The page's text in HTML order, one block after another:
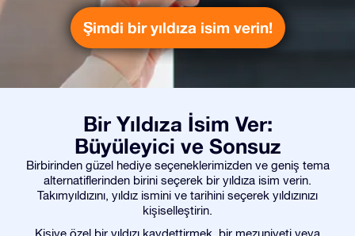
Şimdi bir yıldıza isim verin!
Bir Yıldıza İsim Ver:
Büyüleyici ve Sonsuz
Birbirinden güzel hediye seçeneklerimizden ve geniş tema
alternatiflerinden birini seçerek bir yıldıza isim verin.
Takımyıldızını, yıldız ismini ve tarihini seçerek yıldızınızı
kişiselleştirin.
Kişiye özel bir yıldızı kaydettirmek, bir mezuniyeti veya